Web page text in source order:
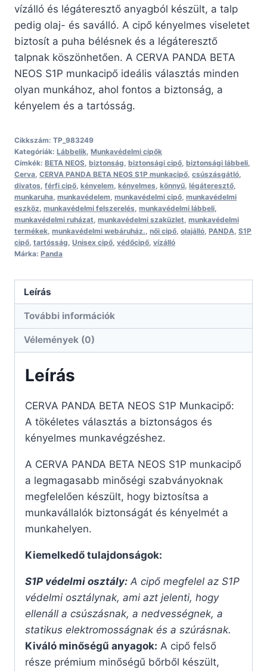
vízálló és légáteresztő anyagból készült, a talp
pedig olaj- és saválló. A cipő kényelmes viseletet
biztosít a puha bélésnek és a légáteresztő
talpnak köszönhetően. A CERVA PANDA BETA
NEOS S1P munkacipő ideális választás minden
olyan munkához, ahol fontos a biztonság, a
kényelem és a tartósság.
Cikkszám: TP_983249
Kategóriák: Lábbelik, Munkavédelmi cipők
Címkék: BETA NEOS, biztonság, biztonsági cipő, biztonsági lábbeli,
Cerva, CERVA PANDA BETA NEOS S1P munkacipő, csúszásgátló,
divatos, férfi cipő, kényelem, kényelmes, könnyű, légáteresztő,
munkaruha, munkavédelem, munkavédelmi cipő, munkavédelmi
eszköz, munkavédelmi felszerelés, munkavédelmi lábbeli,
munkavédelmi ruházat, munkavédelmi szaküzlet, munkavédelmi
termékek, munkavédelmi webáruház., női cipő, olajálló, PANDA, S1P
cipő, tartósság, Unisex cipő, védőcipő, vízálló
Márka: Panda
Leírás
További információk
Vélemények (0)
Leírás
CERVA PANDA BETA NEOS S1P Munkacipő:
A tökéletes választás a biztonságos és
kényelmes munkavégzéshez.
A CERVA PANDA BETA NEOS S1P munkacipő
a legmagasabb minőségi szabványoknak
megfelelően készült, hogy biztosítsa a
munkavállalók biztonságát és kényelmét a
munkahelyen.
Kiemelkedő tulajdonságok:
S1P védelmi osztály: A cipő megfelel az S1P
védelmi osztálynak, ami azt jelenti, hogy
ellenáll a csúszásnak, a nedvességnek, a
statikus elektromosságnak és a szúrásnak.
Kiváló minőségű anyagok: A cipő felső
része prémium minőségű bőrből készült,